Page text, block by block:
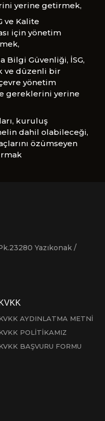
yerine getirmek,
ve Kalite
için yönetim
Bilgi Güvenliği, İSG,
ve düzenli bir
yönetim
gereklerini yerine
kuruluş
dahil olabileceği,
özümseyen
Yazıkonak /
KVKK
AYDINLATMA METNİ
POLİTİKAMIZ
BAŞVURU FORMU